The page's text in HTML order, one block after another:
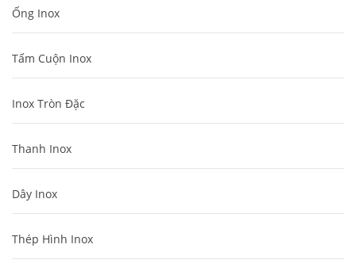
Ống Inox
Tấm Cuộn Inox
Inox Tròn Đặc
Thanh Inox
Dây Inox
Thép Hình Inox